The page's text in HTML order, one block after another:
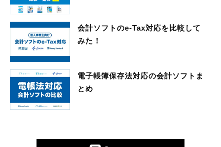
会計ソフトのe-Tax対応を比較して
みた！
電子帳簿保存法対応の会計ソフトま
とめ